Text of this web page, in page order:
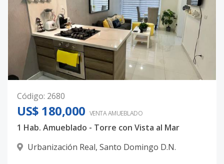
Código: 2680
US$ 180,000 VENTA AMUEBLADO
1 Hab. Amueblado - Torre con Vista al Mar
Urbanización Real, Santo Domingo D.N.